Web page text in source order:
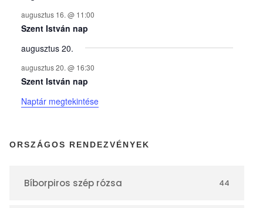
y
e
k
n
a
augusztus 16. @ 11:00
Szent István nap
augusztus 20.
augusztus 20. @ 16:30
Szent István nap
Naptár megtekintése
ORSZÁGOS RENDEZVÉNYEK
Bíborpiros szép rózsa 44